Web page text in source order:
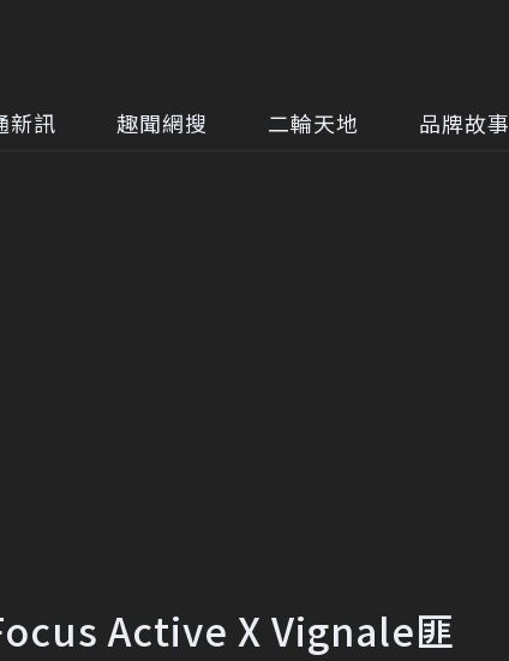
新訊 趣聞網搜 二輪天地 品牌故事
Active X Vignale匪